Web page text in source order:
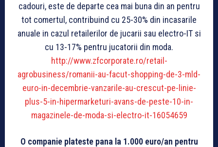
cadouri, este de departe cea mai buna din an pentru
tot comertul, contribuind cu 25-30% din incasarile
anuale in cazul retailerilor de jucarii sau electro-IT si
cu 13-17% pentru jucatorii din moda.
http://www.zfcorporate.ro/retail-
agrobusiness/romanii-au-facut-shopping-de-3-mld-
euro-in-decembrie-vanzarile-au-crescut-pe-linie-
plus-5-in-hipermarketuri-avans-de-peste-10-in-
magazinele-de-moda-si-electro-it-16054659
O companie plateste pana la 1.000 euro/an pentru